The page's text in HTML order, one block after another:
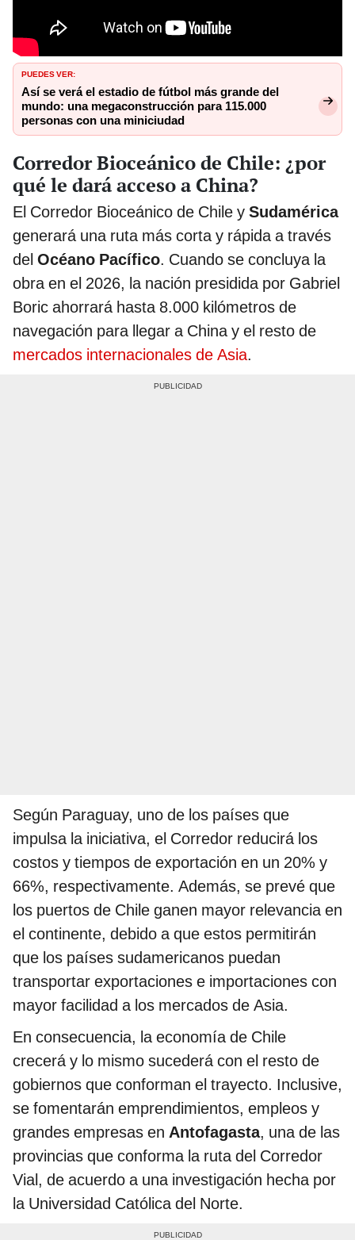
PUEDES VER:
Así se verá el estadio de fútbol más grande del
mundo: una megaconstrucción para 115.000
personas con una miniciudad
Corredor Bioceánico de Chile: ¿por
qué le dará acceso a China?
El Corredor Bioceánico de Chile y Sudamérica
generará una ruta más corta y rápida a través
del Océano Pacífico. Cuando se concluya la
obra en el 2026, la nación presidida por Gabriel
Boric ahorrará hasta 8.000 kilómetros de
navegación para llegar a China y el resto de
mercados internacionales de Asia.
Según Paraguay, uno de los países que
impulsa la iniciativa, el Corredor reducirá los
costos y tiempos de exportación en un 20% y
66%, respectivamente. Además, se prevé que
los puertos de Chile ganen mayor relevancia en
el continente, debido a que estos permitirán
que los países sudamericanos puedan
transportar exportaciones e importaciones con
mayor facilidad a los mercados de Asia.
En consecuencia, la economía de Chile
crecerá y lo mismo sucederá con el resto de
gobiernos que conforman el trayecto. Inclusive,
se fomentarán emprendimientos, empleos y
grandes empresas en Antofagasta, una de las
provincias que conforma la ruta del Corredor
Vial, de acuerdo a una investigación hecha por
la Universidad Católica del Norte.